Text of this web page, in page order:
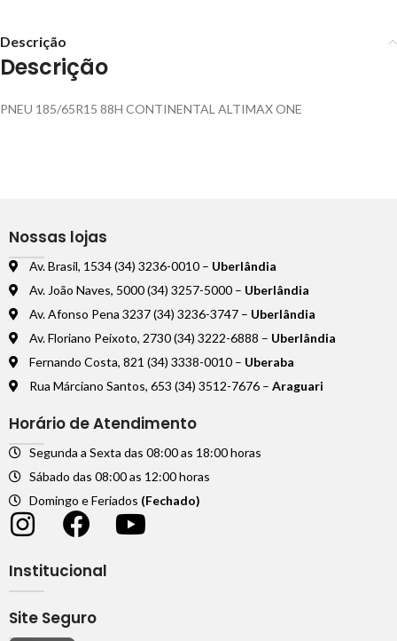
Descrição
Descrição
PNEU 185/65R15 88H CONTINENTAL ALTIMAX ONE
Nossas lojas
Av. Brasil, 1534 (34) 3236-0010 – Uberlândia
Av. João Naves, 5000 (34) 3257-5000 – Uberlândia
Av. Afonso Pena 3237 (34) 3236-3747 – Uberlândia
Av. Floriano Peixoto, 2730 (34) 3222-6888 – Uberlândia
Fernando Costa, 821 (34) 3338-0010 – Uberaba
Rua Márciano Santos, 653 (34) 3512-7676 – Araguari
Horário de Atendimento
Segunda a Sexta das 08:00 as 18:00 horas
Sábado das 08:00 as 12:00 horas
Domingo e Feriados (Fechado)
Institucional
Site Seguro